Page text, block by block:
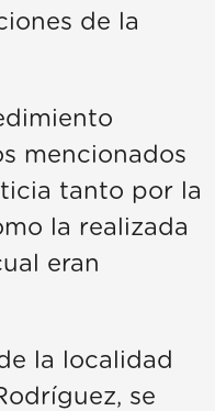
de la
mencionados
tanto por la
la realizada
eran
la localidad
se